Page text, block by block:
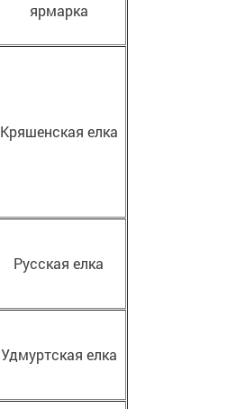
ярмарка
Кряшенская елка
Русская елка
Удмуртская елка